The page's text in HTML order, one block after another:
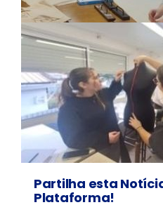
Partilha esta
Plataforma!